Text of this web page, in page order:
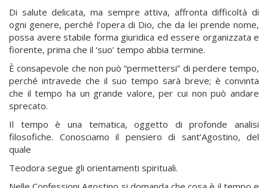
Di salute delicata, ma sempre attiva, affronta difficoltà di
ogni genere, perché l’opera di Dio, che da lei prende nome,
possa avere stabile forma giuridica ed essere organizzata e
fiorente, prima che il ‘suo’ tempo abbia termine.
È consapevole che non può “permettersi” di perdere tempo,
perché intravede che il suo tempo sarà breve; è convinta
che il tempo ha un grande valore, per cui non può andare
sprecato.
Il tempo è una tematica, oggetto di profonde analisi
filosofiche. Conosciamo il pensiero di sant’Agostino, del
quale
Teodora segue gli orientamenti spirituali.